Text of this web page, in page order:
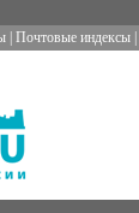
Почтовые индексы